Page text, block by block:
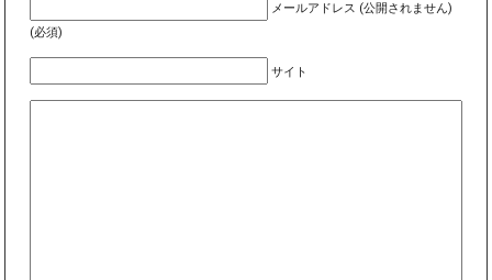
メールアドレス (公開されません)
(必須)
サイト